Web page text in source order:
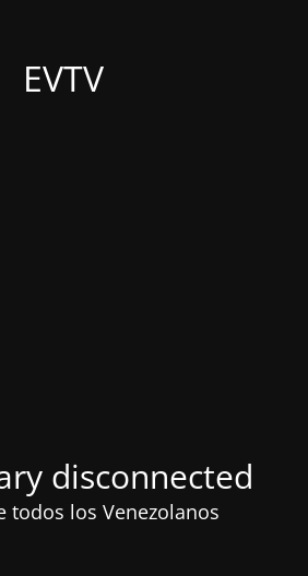
EVTV
disconnected
todos los Venezolanos